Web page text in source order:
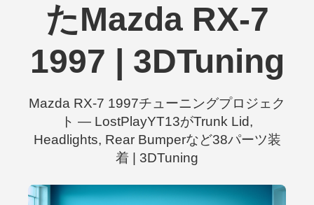
たMazda RX-7
1997 | 3DTuning
Mazda RX-7 1997チューニングプロジェク
ト — LostPlayYT13がTrunk Lid,
Headlights, Rear Bumperなど38パーツ装
着 | 3DTuning